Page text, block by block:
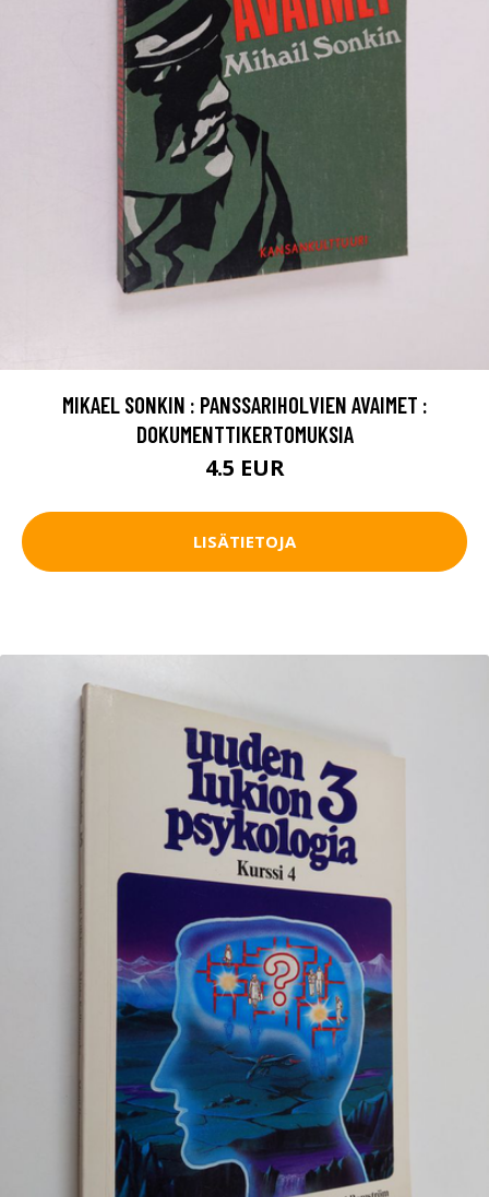
MIKAEL SONKIN : PANSSARIHOLVIEN AVAIMET :
DOKUMENTTIKERTOMUKSIA
4.5 EUR
LISÄTIETOJA